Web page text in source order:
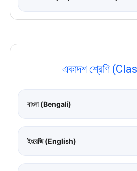
একাদশ শ্রেণি
বাংলা (Bengali)
ইংরেজি (English)